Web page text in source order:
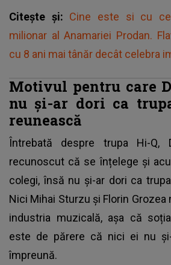
Citește și: Cine este si cu
milionar al Anamariei Prodan.
cu 8 ani mai tânăr decât celebra
Motivul pentru care
nu și-ar dori ca
reunească
Întrebată despre trupa Hi-Q,
recunoscut că se înțelege și
colegi, însă nu și-ar dori ca
Nici Mihai Sturzu și Florin Grozea
industria muzicală, așa că
este de părere că nici ei nu
împreună.